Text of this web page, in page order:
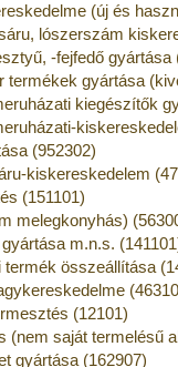
(új és
lószerszám
-fejfedő gyártása
termékek gyártása
kiegészítők
(952302)
kiskereskedelem
(151101)
melegkonyhás)
m.n.s.
termék összeállítása
(12101)
(nem saját termelésű
gyártása (162907)